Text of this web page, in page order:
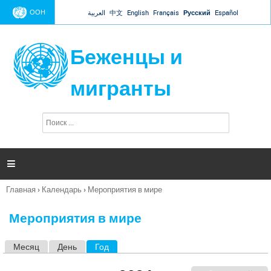
Jump to navigation
ООН العربية 中文 English Français Русский Español
Беженцы и
мигранты
п
и

Вы
Главная › Календарь › Мероприятия в мире
Мероприятия в мире
Месяц День Год